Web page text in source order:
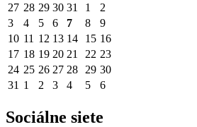
27 28 29 30 31 1
2
3
4 5 6 7 8
9
10 11 12 13 14 15 16
17 18 19 20 21 22 23
24 25 26 27 28 29 30
31 1 2 3 4 5 6
Sociálne siete